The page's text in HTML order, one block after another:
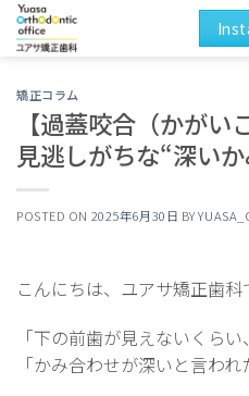
Skip
矯正コラム
【過蓋咬合（かが
見逃しがちな“深い
POSTED ON 2025年6月30日 BY
こんにちは、ユアサ矯正歯科
「下の前歯が見えないくら
「かみ合わせが深いと言われ